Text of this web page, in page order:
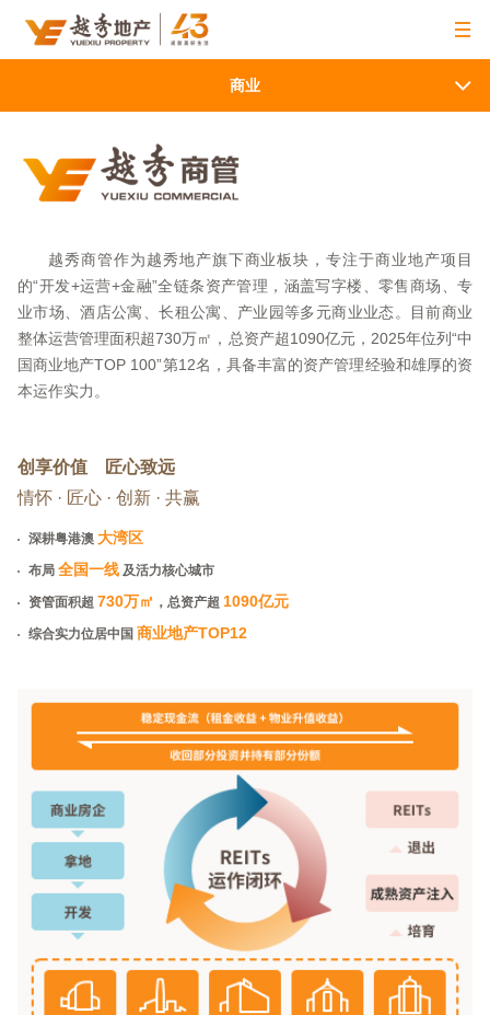
商业
越秀商管作为越秀地产旗下商业板块，专注于商业地产项目
的“开发+运营+金融”全链条资产管理，涵盖写字楼、零售商场、专
业市场、酒店公寓、长租公寓、产业园等多元商业业态。目前商业
整体运营管理面积超730万㎡，总资产超1090亿元，2025年位列“中
国商业地产TOP 100”第12名，具备丰富的资产管理经验和雄厚的资
本运作实力。
创享价值 匠心致远
情怀 · 匠心 · 创新 · 共赢
深耕粤港澳 大湾区
布局 全国一线 及活力核心城市
资管面积超 730万㎡ ，总资产超 1090亿元
综合实力位居中国 商业地产TOP12